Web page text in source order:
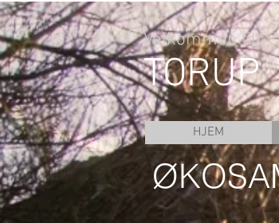
Velkommen til
TORUP
HJEM